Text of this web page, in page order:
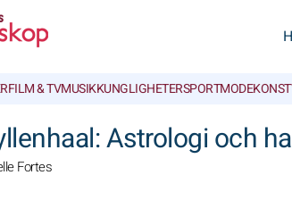
FILM & TVMUSIKKUNGLIGHETERSPORTMODE
Astrologi och
Fortes